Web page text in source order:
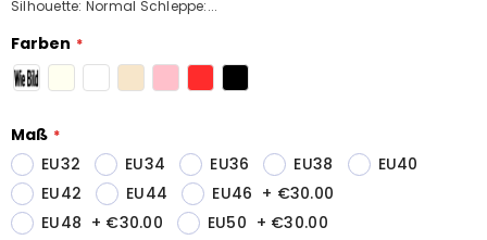
Silhouette: Normal Schleppe:...
Farben
Maß
EU32
EU34 EU36 EU38
EU40
EU42
EU44 EU46 + €30.00
EU48 + €30.00 EU50 + €30.00